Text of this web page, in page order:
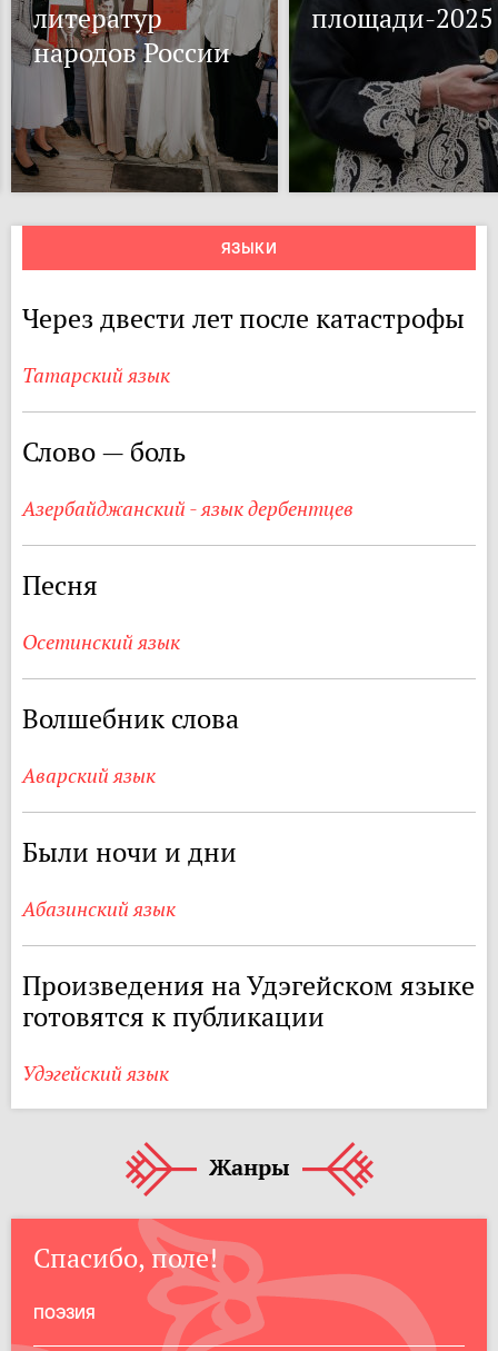
литератур
народов России
площади-2025
ЯЗЫКИ
Через двести лет после катастрофы
Татарский язык
Слово — боль
Азербайджанский - язык дербентцев
Песня
Осетинский язык
Волшебник слова
Аварский язык
Были ночи и дни
Абазинский язык
Произведения на Удэгейском языке
готовятся к публикации
Удэгейский язык
Жанры
Спасибо, поле!
ПОЭЗИЯ